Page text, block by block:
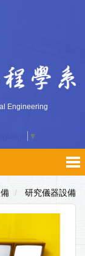
Engineering
▼
研究儀器設備